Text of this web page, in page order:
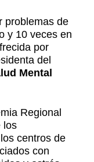
problemas de
y 10 veces en
por
del
Mental
Regional
los
centros de
con